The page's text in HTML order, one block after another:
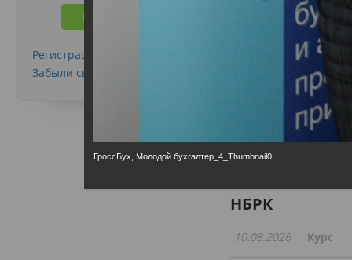
Регистрация
Забыли свой пароль?
НБРК
10.08.2026 Курс
ГроссБух, Молодой бухгалтер_4_Thumbnail0